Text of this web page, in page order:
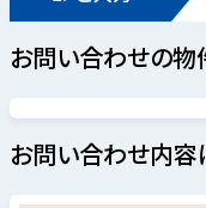
お問い合わせの物
お問い合わせ内容